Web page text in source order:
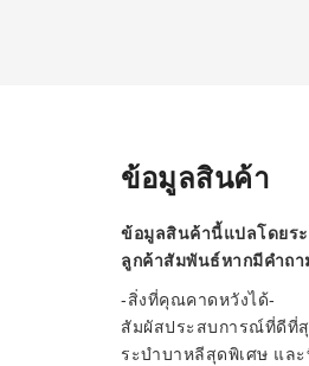
ข้อมูลสินค้า
ข้อมูลสินค้านี้แปลโดยร
ลูกค้าสัมพันธ์หากมีคำถา
-สิ่งที่คุณคาดหวังได้-
สัมผัสประสบการณ์ที่ดีที่
ระบำบาหลีสุดพิเศษ แล